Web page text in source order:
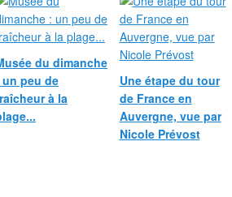
du dimanche
un peu de
à la
Une étape du tour
de France en
Auvergne, vue par
Nicole Prévost